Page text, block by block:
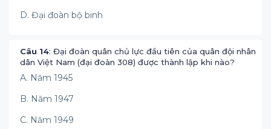
D. Đại đoàn bộ binh
Câu 14: Đại đoàn quân chủ lực đầu tiên của quân đội nhân
dân Việt Nam (đại đoàn 308) được thành lập khi nào?
A. Năm 1945
B. Năm 1947
C. Năm 1949